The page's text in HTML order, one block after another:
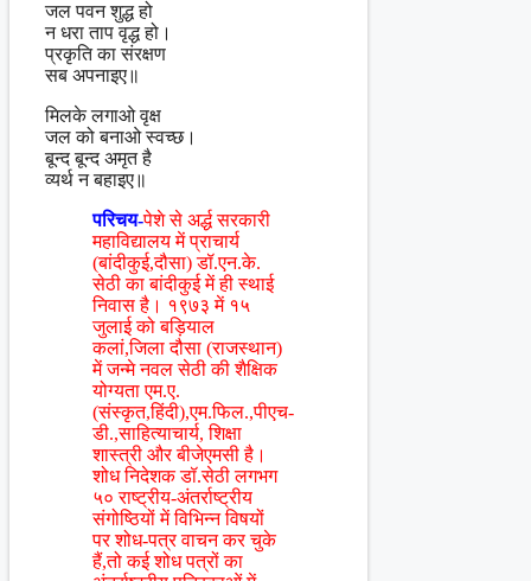
जल पवन शुद्ध हो
न धरा ताप वृद्ध हो।
प्रकृति का संरक्षण
सब अपनाइए॥
मिलके लगाओ वृक्ष
जल को बनाओ स्वच्छ।
बून्द बून्द अमृत है
व्यर्थ न बहाइए॥
परिचय-पेशे से अर्द्ध सरकारी
महाविद्यालय में प्राचार्य
(बांदीकुई,दौसा) डॉ.एन.के.
सेठी का बांदीकुई में ही स्थाई
निवास है। १९७३ में १५
जुलाई को बड़ियाल
कलां,जिला दौसा (राजस्थान)
में जन्मे नवल सेठी की शैक्षिक
योग्यता एम.ए.
(संस्कृत,हिंदी),एम.फिल.,पीएच-
डी.,साहित्याचार्य, शिक्षा
शास्त्री और बीजेएमसी है।
शोध निदेशक डॉ.सेठी लगभग
५० राष्ट्रीय-अंतर्राष्ट्रीय
संगोष्ठियों में विभिन्न विषयों
पर शोध-पत्र वाचन कर चुके
हैं,तो कई शोध पत्रों का